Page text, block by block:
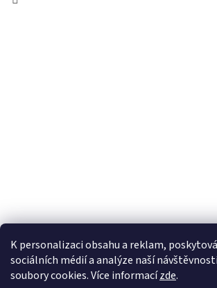
K personalizaci obsahu a reklam,
sociálních médií a analýze naší
soubory cookies. Více informacízde.